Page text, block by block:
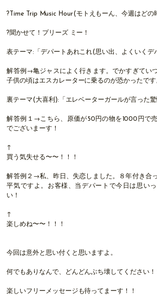
?Time Trip Music Hour(モトえもーん、今週はどの
?聞かせて！プリーズ ミー！
表テーマ:「デパートあれこれ(思い出、よくいくデ
解答例→亀ジャスによく行きます。でかすぎてい
子供の頃はエスカレーターに乗るのが恐かったです
裏テーマ(大喜利):「エレベーターガールが言った驚
解答例１→こちら、原価が50円の物を1000円で
でございまーす！
↑
買う気失せる〜〜！！！
解答例２→私、昨日、失恋しました。８年付き合
平気ですよ。お客様、当デパートで今日は思い
い！
↑
楽しめね〜〜！！！
今回は意外と思い付くと思いますよ。
何でもありなんで、どんどんぶち壊してください！
楽しいフリーメッセージも待ってまーす！！